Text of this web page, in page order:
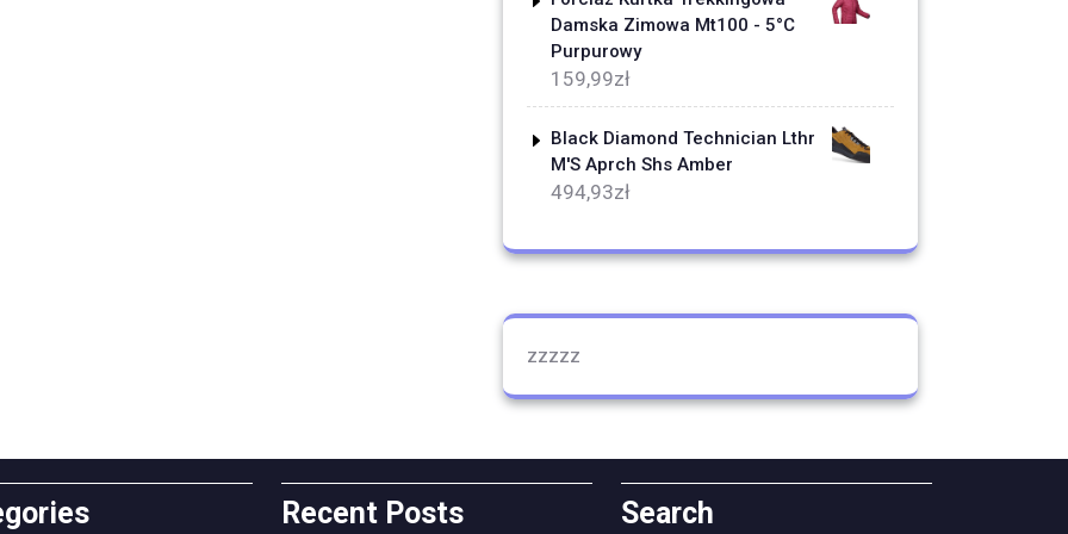
Damska Zimowa Mt100 - 5°C
Purpurowy
159,99zł
Black Diamond Technician Lthr
M'S Aprch Shs Amber
494,93zł
zzzzz
Recent Posts Search